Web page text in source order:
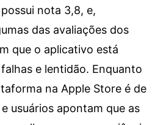
nota 3,8, e,
das avaliações dos
que o aplicativo está
e lentidão. Enquanto
na Apple Store é de
usuários apontam que as